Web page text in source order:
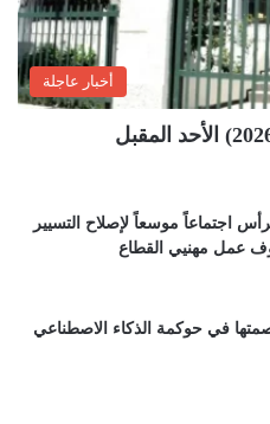
أخبار عاجلة
اجتماعاً موسعاً لإصلاح التسيير
عمل مهنيي القطاع
في حوكمة الذكاء الاصطناعي